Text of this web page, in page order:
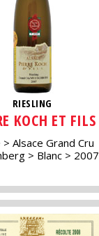
RIESLING
KOCH ET FILS
Alsace Grand Cru
Blanc 2007